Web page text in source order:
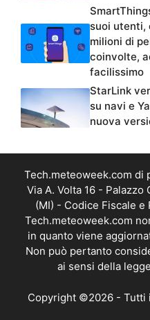
suoi utenti,
milioni di
coinvolte,
facilissimo
StarLink
su navi e
nuova
Tech.meteoweek.com di
Via A. Volta 16 -
(MI) - Codice Fiscale e
Tech.meteoweek.com
in quanto viene
Non può pertanto
ai sensi della
Copyright ©2026 - Tutti